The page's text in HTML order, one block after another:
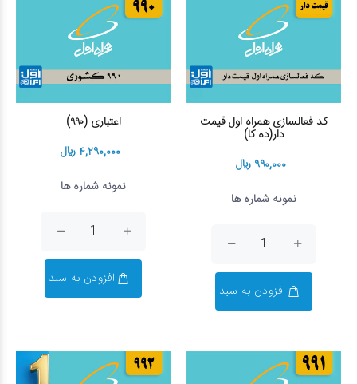
کد فعالسازی همراه اول قیمت
دار(ده کا)
۹۹۰,۰۰۰ ریال
نمونه شماره ها
افزودن به سبد
اعتباری (۹۹۰)
۴,۲۹۰,۰۰۰ ریال
نمونه شماره ها
افزودن به سبد